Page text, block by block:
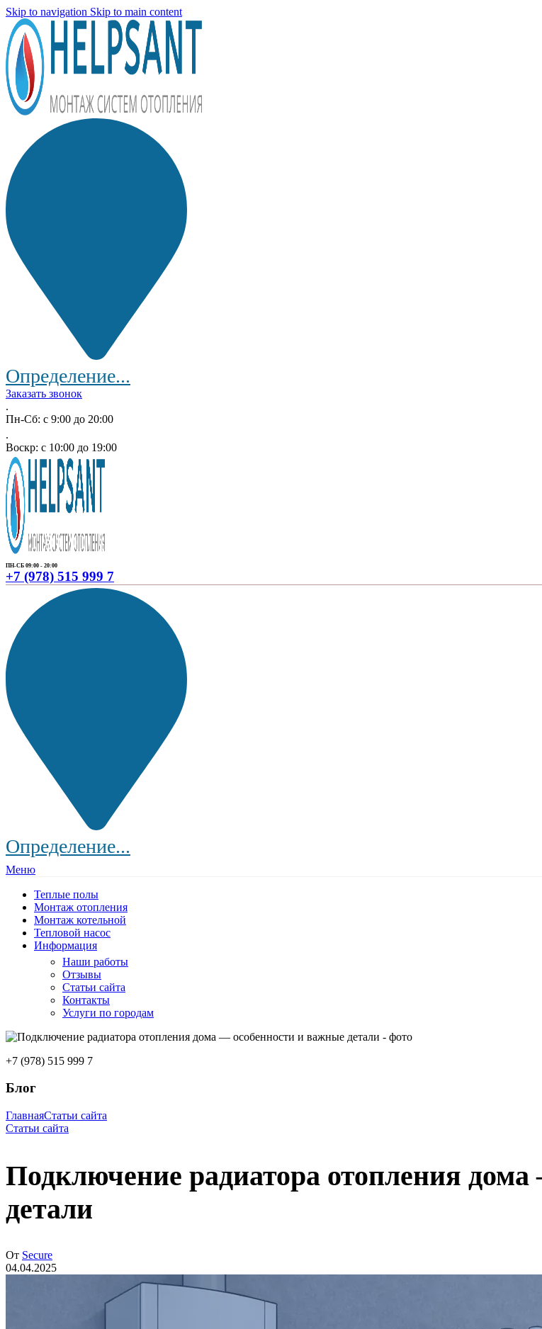
Skip to navigation Skip to main content
Определение...
Заказать звонок
.
Пн-Сб: с 9:00 до 20:00
.
Воскр: с 10:00 до 19:00
ПН-СБ 09:00 - 20:00
+7 (978) 515 999 7
Определение...
Меню
Теплые полы
Монтаж отопления
Монтаж котельной
Тепловой насос
Информация
Наши работы
Отзывы
Статьи сайта
Контакты
Услуги по городам
+7 (978) 515 999 7
Блог
ГлавнаяСтатьи сайта
Статьи сайта
Подключение радиатора отопления
детали
От Secure
04.04.2025